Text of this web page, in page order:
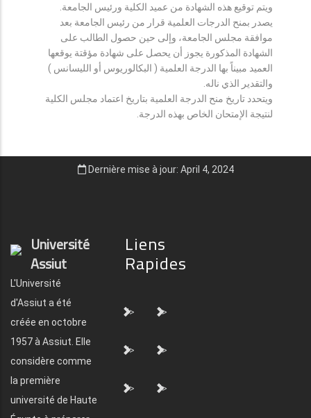
ويتم توقيع هذه الشهادة من عميد الكلية ورئيس الجامعة.
يصدر بمنح الدرجات العلمية قرار من رئيس الجامعة بعد
موافقة مجلس الجامعة، وإلى حين حصول الطالب على
الشهادة المذكورة يجوز أن يحصل على شهادة مؤقتة يوقعها
العميد مبيناً بها الدرجة العلمية ( البكالوريوس أو الليسانس )
والتقدير الذي ناله.
ويتحدد تاريخ منح الدرجة العلمية بتاريخ اعتماد مجلس الكلية
لنتيجة الإمتحان الخاص بهذه الدرجة.
Dernière mise à jour: April 4, 2024
Université
Assiut
L'Université
d'Assiut a été
créée en octobre
1957 à Assiut. Elle
considère comme
la première
université de Haute
Liens
Rapides
"> ">
"> ">
"> ">